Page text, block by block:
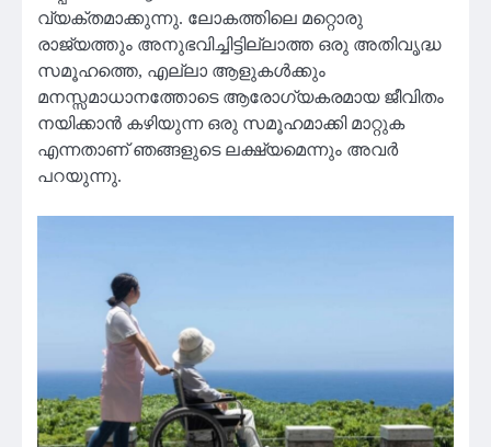
വ്യക്തമാക്കുന്നു. ലോകത്തിലെ മറ്റൊരു
രാജ്യത്തും അനുഭവിച്ചിട്ടില്ലാത്ത ഒരു അതിവൃദ്ധ
സമൂഹത്തെ, എല്ലാ ആളുകൾക്കും
മനസ്സമാധാനത്തോടെ ആരോഗ്യകരമായ ജീവിതം
നയിക്കാൻ കഴിയുന്ന ഒരു സമൂഹമാക്കി മാറ്റുക
എന്നതാണ് ഞങ്ങളുടെ ലക്ഷ്യമെന്നും അവർ
പറയുന്നു.